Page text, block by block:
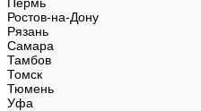
Ростов-на-Дону
Рязань
Самара
Тамбов
Томск
Тюмень
Уфа